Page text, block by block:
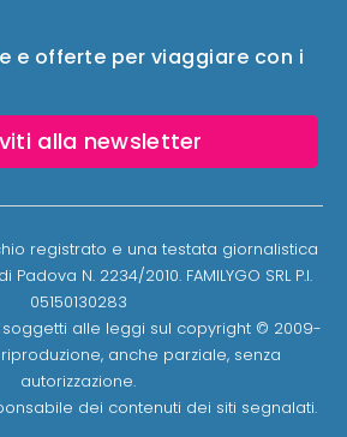
e offerte per viaggiare con i
alla newsletter
registrato e una testata giornalistica
N. 2234/2010. FAMILYGO SRL P.I.
05150130283
alle leggi sul copyright © 2009-
anche parziale, senza
autorizzazione.
dei contenuti dei siti segnalati.